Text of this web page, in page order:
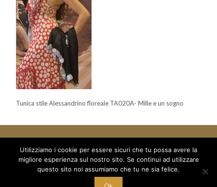
Tunica stile Alessandrino floreale TA020A- Mille e un sogno
© 2018 Mille e un Sogno di Boboc Ramona Oana - via Arduino 5
/a - C/O Palestra Alexandria
Utilizziamo i cookie per essere sicuri che tu possa avere la
migliore esperienza sul nostro sito. Se continui ad utilizzare
questo sito noi assumiamo che tu ne sia felice.